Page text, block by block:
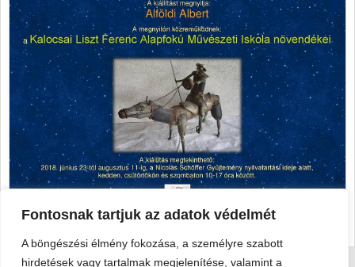
Fontosnak tartjuk az adatok védelmét
A böngészési élmény fokozása, a személyre szabott
hirdetések vagy tartalmak megjelenítése, valamint a